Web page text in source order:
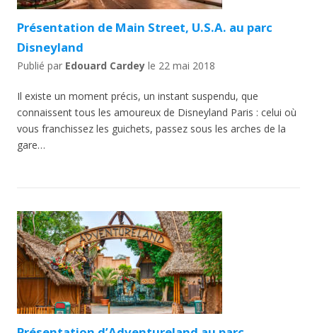
Présentation de Main Street, U.S.A. au parc
Disneyland
Publié par Edouard Cardey le 22 mai 2018
Il existe un moment précis, un instant suspendu, que
connaissent tous les amoureux de Disneyland Paris : celui où
vous franchissez les guichets, passez sous les arches de la
gare…